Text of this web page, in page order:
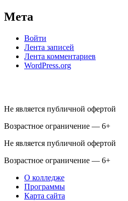
Мета
Войти
Лента записей
Лента комментариев
WordPress.org
Не является публичной офертой
Возрастное ограничение — 6+
Не является публичной офертой
Возрастное ограничение — 6+
О колледже
Программы
Карта сайта